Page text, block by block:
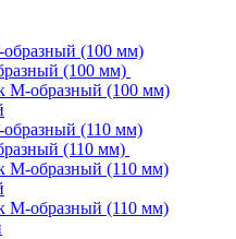
(100 мм)
М-образный (100 мм)
(110 мм)
М-образный (110 мм)
М-образный (110 мм)